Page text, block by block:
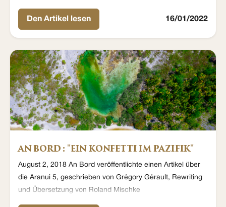
Den Artikel lesen 16/01/2022
AN BORD : "EIN KONFETTI IM PAZIFIK"
August 2, 2018 An Bord veröffentlichte einen Artikel über
die Aranui 5, geschrieben von Grégory Gérault, Rewriting
und Übersetzung von Roland Mischke